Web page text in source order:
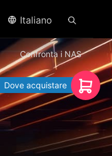
Italiano
Confronta i NAS
Dove acquistare